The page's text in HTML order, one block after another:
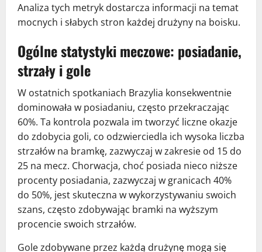
Analiza tych metryk dostarcza informacji na temat
mocnych i słabych stron każdej drużyny na boisku.
Ogólne statystyki meczowe: posiadanie,
strzały i gole
W ostatnich spotkaniach Brazylia konsekwentnie
dominowała w posiadaniu, często przekraczając
60%. Ta kontrola pozwala im tworzyć liczne okazje
do zdobycia goli, co odzwierciedla ich wysoka liczba
strzałów na bramkę, zazwyczaj w zakresie od 15 do
25 na mecz. Chorwacja, choć posiada nieco niższe
procenty posiadania, zazwyczaj w granicach 40%
do 50%, jest skuteczna w wykorzystywaniu swoich
szans, często zdobywając bramki na wyższym
procencie swoich strzałów.
Gole zdobywane przez każdą drużynę mogą się